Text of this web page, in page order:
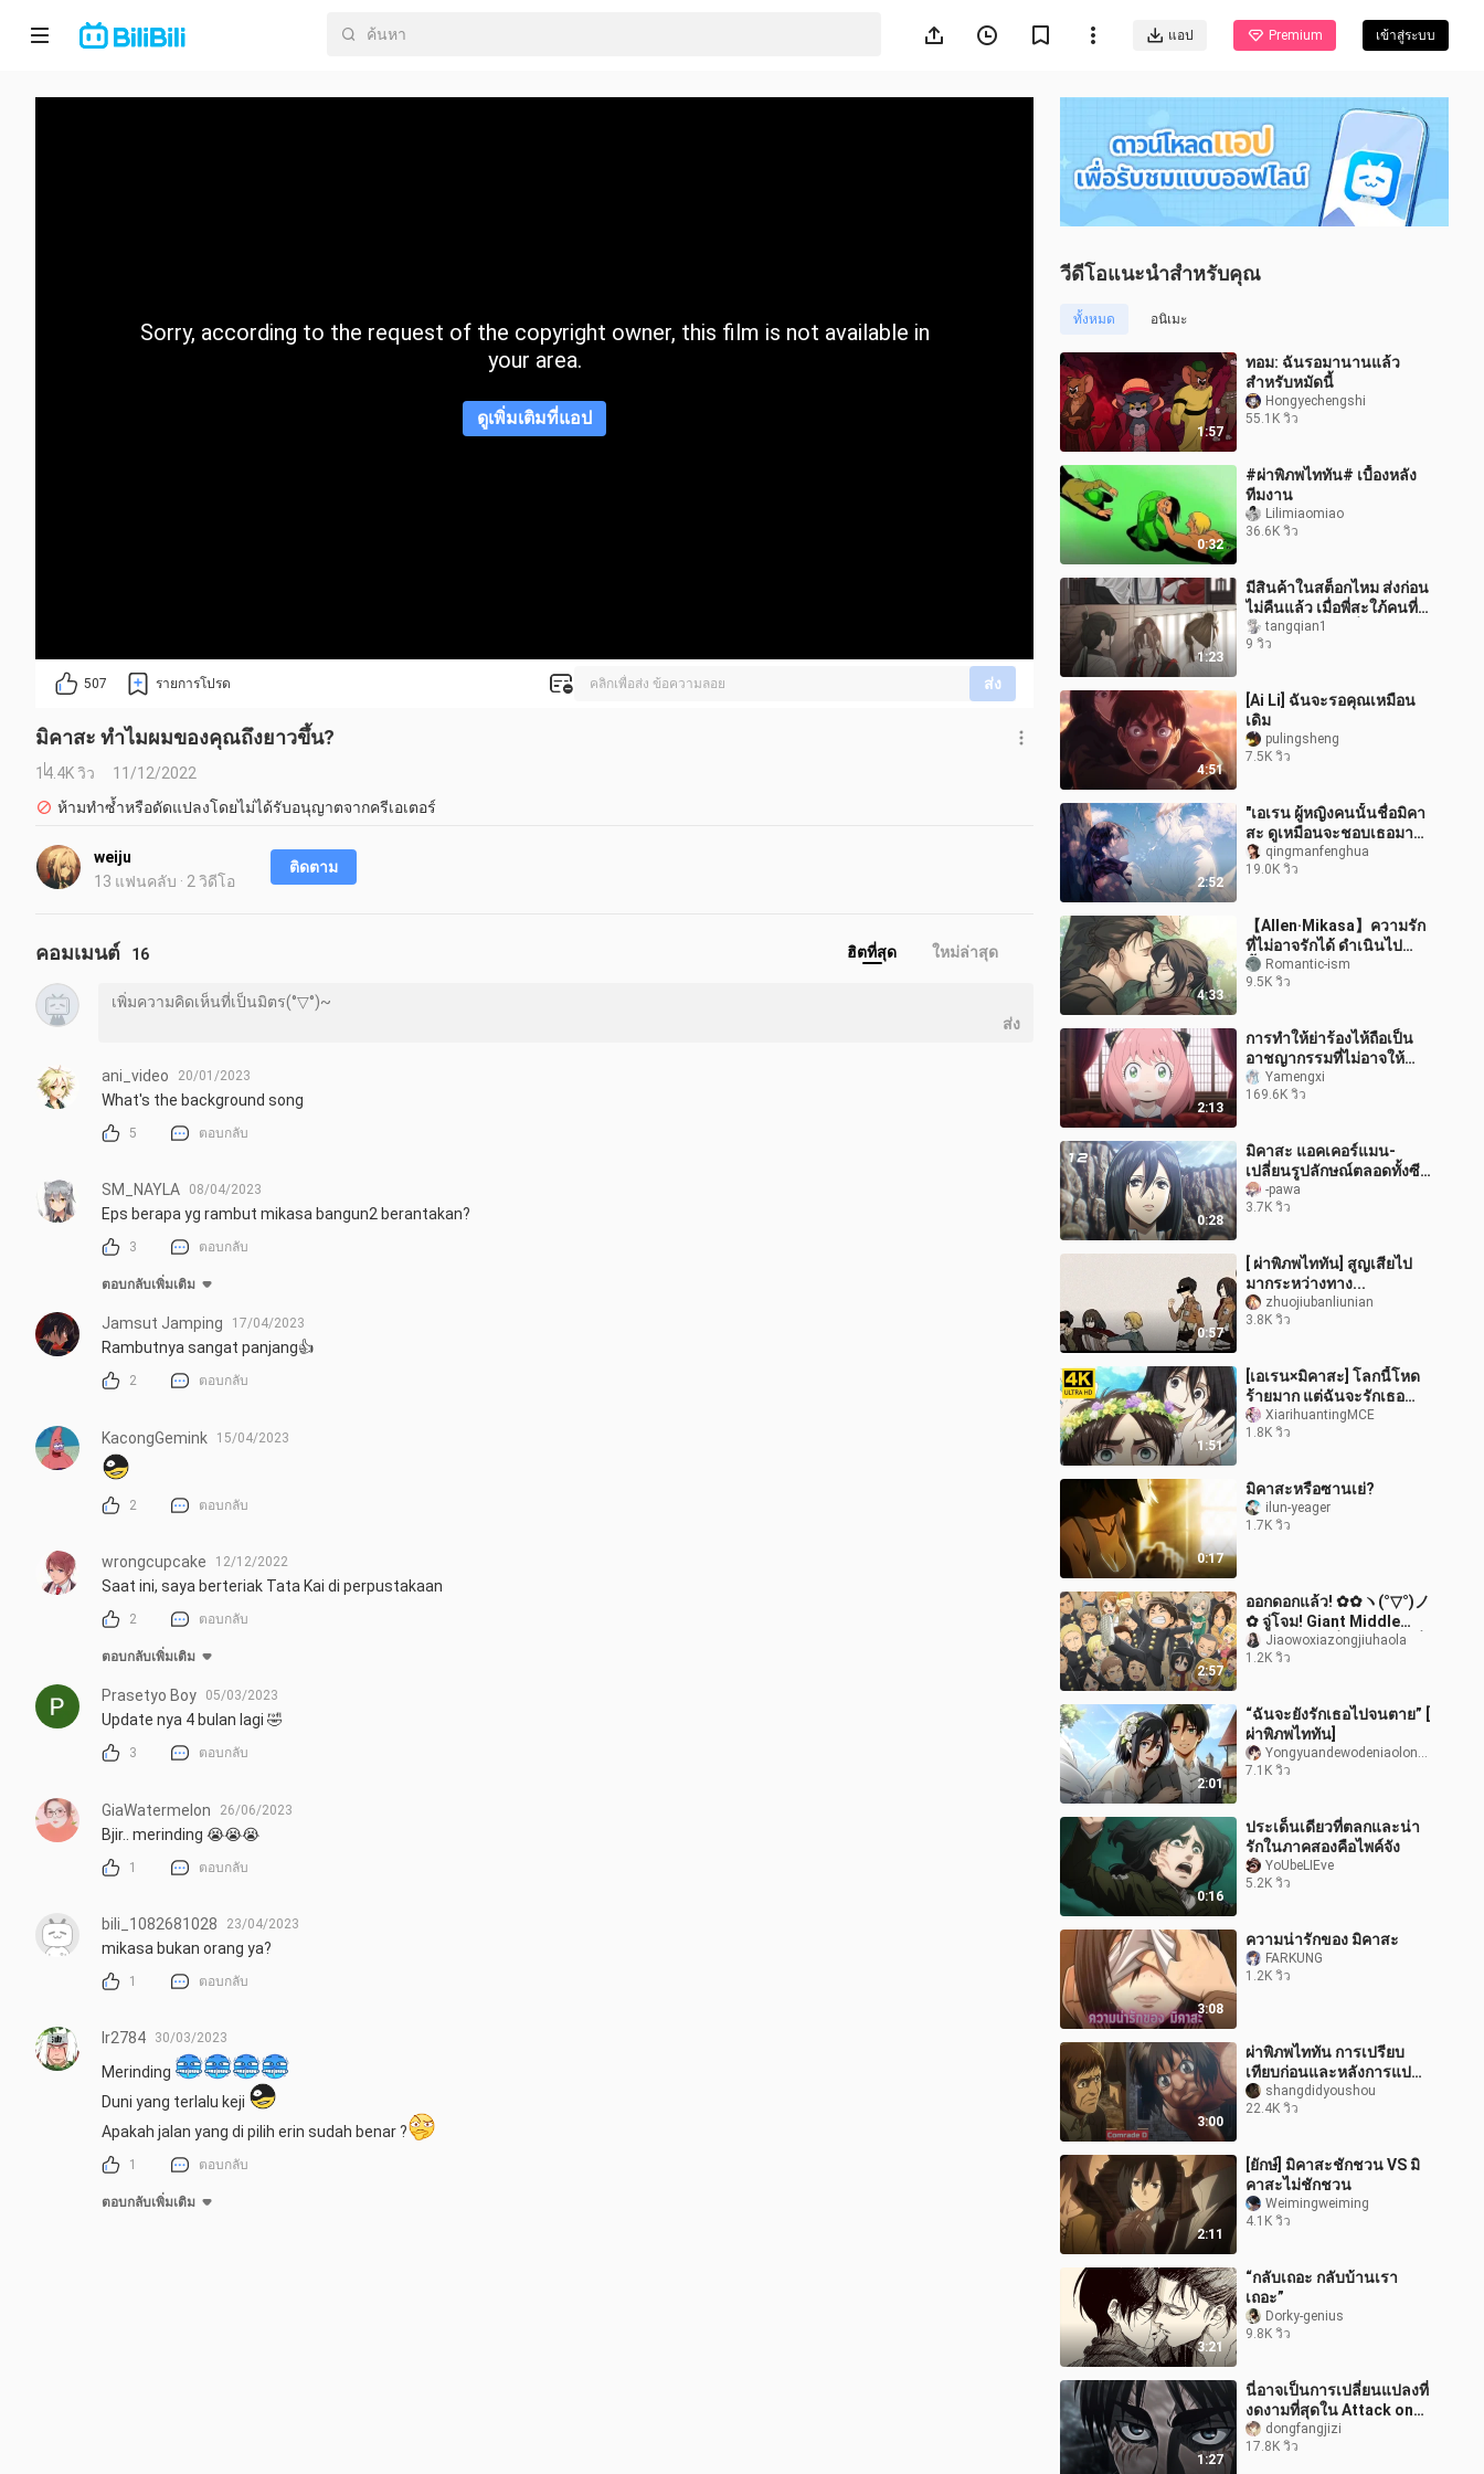
แอป Premium เข้าสู่ระบบ
หน้า
Sorry, according to the request of the copyright owner, this film is not available in
your area.
ดูเพิ่มเติมที่แอป
507 รายการโปรด ส่ง
มิคาสะ ทำไมผมของคุณถึงยาวขึ้น?
14.4K วิว
11/12/2022
ห้ามทำซ้ำหรือดัดแปลงโดยไม่ได้รับอนุญาตจากครีเอเตอร์
weiju
13 แฟนคลับ · 2 วิดีโอ
ติดตาม
วีดีโอแนะนำสำหรับคุณ
ทั้งหมด อนิเมะ
1:57
ทอม: ฉันรอมานานแล้ว
สำหรับหมัดนี้
Hongyechengshi
55.1K วิว
0:32
#ผ่าพิภพไททัน# เบื้องหลัง
ทีมงาน
Lilimiaomiao
36.6K วิว
1:23
มีสินค้าในสต็อกไหม ส่งก่อน
ไม่คืนแล้ว เมื่อพี่สะใภ้คนที่
สามแห่งสำนักหมิ่งทำ
อาหาร…
tangqian1
9 วิว
4:51
[Ai Li] ฉันจะรอคุณเหมือน
เดิม
pulingsheng
7.5K วิว
2:52
"เอเรน ผู้หญิงคนนั้นชื่อมิคา
สะ ดูเหมือนจะชอบเธอมาก
นะ"qingmanfenghua
19.0K วิว
4:33
【Allen·Mikasa】ความรัก
ที่ไม่อาจรักได้ ดำเนินไป
ตั้งแต่ต้นจนจบ
Romantic-ism
9.5K วิว
2:13
การทำให้ย่าร้องไห้ถือเป็น
อาชญากรรมที่ไม่อาจให้
อภัยได้
Yamengxi
169.6K วิว
0:28
มิคาสะ แอคเคอร์แมน-
เปลี่ยนรูปลักษณ์ตลอดทั้งซี
รีส์ -pawa
3.7K วิว
0:57
[ ผ่าพิภพไททัน] สูญเสียไป
มากระหว่างทาง...
zhuojiubanliunian
3.8K วิว
1:51
[เอเรน×มิคาสะ] โลกนี้โหด
ร้ายมาก แต่ฉันจะรักเธอ
ตลอดไป
XiarihuantingMCE
1.8K วิว
0:17
มิคาสะหรือซานเย่?
ilun-yeager
1.7K วิว
2:57
ออกดอกแล้ว! ✿✿ヽ(°▽°)ノ
✿ จู่โจม! Giant Middle
School ตอนที่ 12/ผลงานที่
สมบูรณ์/4K/ตอนจบที่ดีที่สุด
Jiaowoxiazongjiuhaola
1.2K วิว
2:01
“ฉันจะยังรักเธอไปจนตาย” [
ผ่าพิภพไททัน]
YongyuandewodeniaolongMe
7.1K วิว
0:16
ประเด็นเดียวที่ตลกและน่า
รักในภาคสองคือไพค์จัง
YoUbeLIEve
5.2K วิว
3:08
ความน่ารักของ มิคาสะ
FARKUNG
1.2K วิว
3:00
ผ่าพิภพไททัน การเปรียบ
เทียบก่อนและหลังการแปลง
ตัวละคร
shangdidyoushou
22.4K วิว
2:11
[ยักษ์] มิคาสะชักชวน VS มิ
คาสะไม่ชักชวน
Weimingweiming
4.1K วิว
3:21
“กลับเถอะ กลับบ้านเรา
เถอะ”
Dorky-genius
9.8K วิว
1:27
นี่อาจเป็นการเปลี่ยนแปลงที่
งดงามที่สุดใน Attack on
Titandongfangjizi
17.8K วิว
คอมเมนต์ 16 ฮิตที่สุด ใหม่ล่าสุด
ส่ง
ani_video 20/01/2023
What's the background song
5 ตอบกลับ
SM_NAYLA 08/04/2023
Eps berapa yg rambut mikasa bangun2 berantakan?
3 ตอบกลับ
ตอบกลับเพิ่มเติม
Jamsut Jamping 17/04/2023
Rambutnya sangat panjang👍
2 ตอบกลับ
KacongGemink 15/04/2023
2 ตอบกลับ
wrongcupcake 12/12/2022
Saat ini, saya berteriak Tata Kai di perpustakaan
2 ตอบกลับ
ตอบกลับเพิ่มเติม
Prasetyo Boy 05/03/2023
Update nya 4 bulan lagi 🤣
3 ตอบกลับ
GiaWatermelon 26/06/2023
Bjir.. merinding 😭😭😭
1 ตอบกลับ
bili_1082681028 23/04/2023
mikasa bukan orang ya?
1 ตอบกลับ
Ir2784 30/03/2023
Merinding
Duni yang terlalu keji
Apakah jalan yang di pilih erin sudah benar ?
1 ตอบกลับ
ตอบกลับเพิ่มเติม